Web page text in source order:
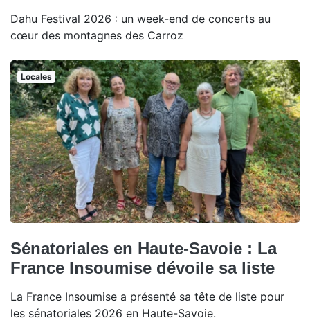
Dahu Festival 2026 : un week-end de concerts au
cœur des montagnes des Carroz
Locales
Sénatoriales en Haute-Savoie : La
France Insoumise dévoile sa liste
La France Insoumise a présenté sa tête de liste pour
les sénatoriales 2026 en Haute-Savoie.